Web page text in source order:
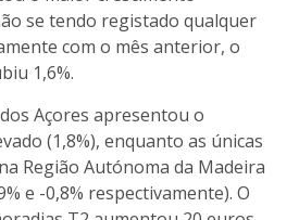
se tendo registado qualquer
com o mês anterior, o
1,6%.
Açores apresentou o
(1,8%), enquanto as únicas
Região Autónoma da Madeira
e -0,8% respectivamente). O